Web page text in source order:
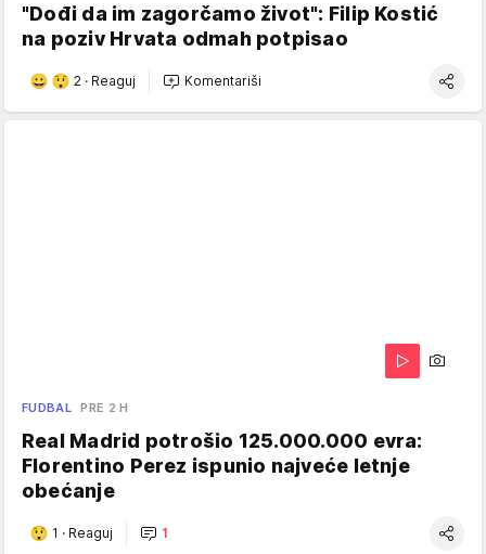
"Dođi da im zagorčamo život": Filip Kostić
na poziv Hrvata odmah potpisao
2 · Reaguj Komentariši
FUDBAL PRE 2 H
Real Madrid potrošio 125.000.000 evra:
Florentino Perez ispunio najveće letnje
obećanje
1 · Reaguj 1